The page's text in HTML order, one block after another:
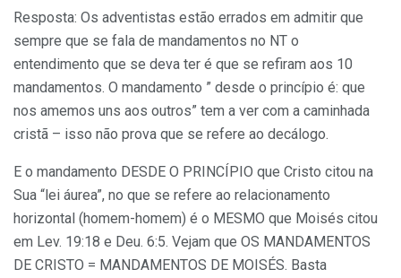
Resposta: Os adventistas estão errados em admitir que
sempre que se fala de mandamentos no NT o
entendimento que se deva ter é que se refiram aos 10
mandamentos. O mandamento ” desde o princípio é: que
nos amemos uns aos outros” tem a ver com a caminhada
cristã – isso não prova que se refere ao decálogo.
E o mandamento DESDE O PRINCÍPIO que Cristo citou na
Sua “lei áurea”, no que se refere ao relacionamento
horizontal (homem-homem) é o MESMO que Moisés citou
em Lev. 19:18 e Deu. 6:5. Vejam que OS MANDAMENTOS
DE CRISTO = MANDAMENTOS DE MOISÉS. Basta